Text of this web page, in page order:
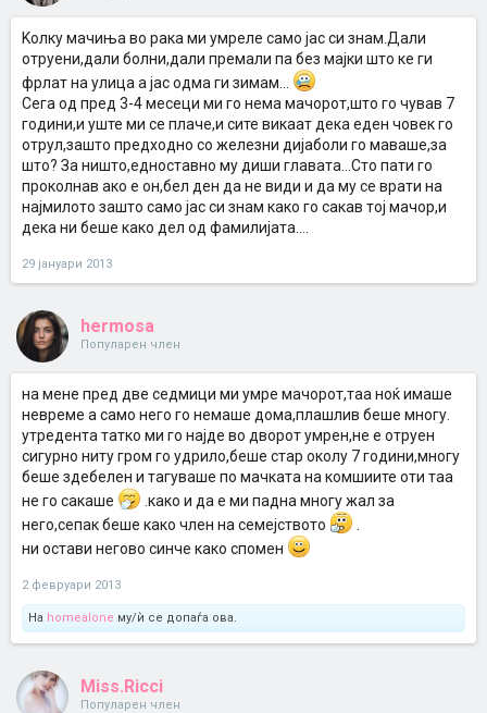
Koлку мачиња во рака ми умреле само јас си знам.Дали
отруени,дали болни,дали премали па без мајки што ке ги
фрлат на улица а јас одма ги зимам...
Сега од пред 3-4 месеци ми го нема мачорот,што го чував 7
години,и уште ми се плаче,и сите викаат дека еден човек го
отрул,зашто предходно со железни дијаболи го маваше,за
што? За ништо,едноставно му диши главата...Сто пати го
проколнав ако е он,бел ден да не види и да му се врати на
најмилото зашто само јас си знам како го сакав тој мачор,и
дека ни беше како дел од фамилијата....
29 јануари 2013
hermosa
Популарен член
на мене пред две седмици ми умре мачорот,таа ноќ имаше
невреме а само него го немаше дома,плашлив беше многу.
утредента татко ми го најде во дворот умрен,не е отруен
сигурно ниту гром го удрило,беше стар околу 7 години,многу
беше здебелен и тагуваше по мачката на комшиите оти таа
не го сакаше
.како и да е ми падна многу жал за
него,сепак беше како член на семејството
ни остави негово синче како спомен
2 февруари 2013
На homealone му/ѝ се допаѓа ова.
Miss.Ricci
Популарен член